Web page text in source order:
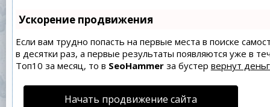
Ускорение продвижения
Если вам трудно попасть на первые места в поиске
в десятки раз, а первые результаты появляются уже в
Топ10 за месяц, то в SeoHammerза бустер вернут
Начать продвижение сайта